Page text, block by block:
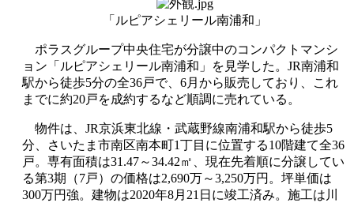
「ルピアシェリール南浦和」
ポラスグループ中央住宅が分譲中のコンパクトマンシ
ョン「ルピアシェリール南浦和」を見学した。JR南浦和
駅から徒歩5分の全36戸で、6月から販売しており、これ
までに約20戸を成約するなど順調に売れている。
物件は、JR京浜東北線・武蔵野線南浦和駅から徒歩5
分、さいたま市南区南本町1丁目に位置する10階建て全36
戸。専有面積は31.47～34.42㎡、現在先着順に分譲してい
る第3期（7戸）の価格は2,690万～3,250万円。坪単価は
300万円強。建物は2020年8月21日に竣工済み。施工は川